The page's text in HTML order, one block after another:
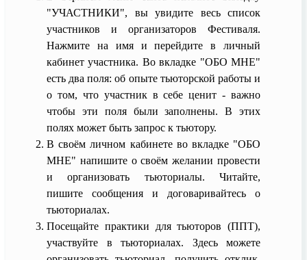
"УЧАСТНИКИ", вы увидите весь список
участников и организаторов Фестиваля.
Нажмите на имя и перейдите в личный
кабинет участника. Во вкладке "ОБО МНЕ"
есть два поля: об опыте тьюторской работы и
о том, что участник в себе ценит - важно
чтобы эти поля были заполнены. В этих
полях может быть запрос к тьютору.
В своём личном кабинете во вкладке "ОБО
МНЕ" напишите о своём желании провести
и организовать тьюториалы. Читайте,
пишите сообщения и договаривайтесь о
тьюториалах.
Посещайте практики для тьюторов (ППТ),
участвуйте в тьюториалах. Здесь можете